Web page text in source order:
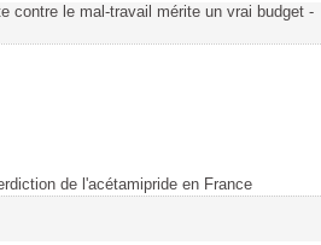
contre le mal-travail mérite un vrai budget -
de l'acétamipride en France